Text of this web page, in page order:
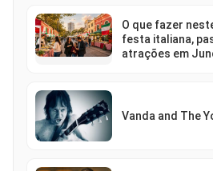
O que fazer
festa italiana,
atrações em
Vanda and The